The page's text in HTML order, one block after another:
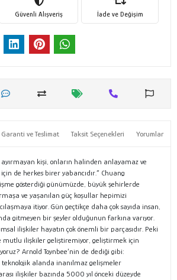
Güvenli Alışveriş İade ve Değişim
Garanti ve Teslimat Taksit Seçenekleri Yorumlar
kişi, onların halinden anlayamaz ve
de herkes birer yabancıdır.” Chuang
gösterdiği günümüzde, büyük şehirlerde
ve yaşanılan güç koşullar hepimizi
itiyor. Gün geçtikçe daha çok sayıda insan,
gitmeyen bir şeyler olduğunun farkına varıyor.
ilişkiler hayatın çok önemli bir parçasıdır. Peki
mutlu ilişkiler geliştiremiyor, geliştirmek için
Arnold Toynbee’nin de dediği gibi:
teknolojik alanda inanılmaz gelişmeler
ilişkiler bazında 5000 yıl önceki düzeyde